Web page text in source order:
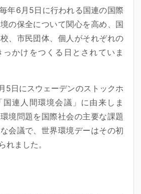
年6月5日に行われる国連の国際
の保全について関心を高め、国
、市民団体、個人がそれぞれの
かけをつくる日とされていま
5日にスウェーデンのストックホ
連人間環境会議」に由来しま
境問題を国際社会の主要な課題
会議で、世界環境デーはその初
れました。